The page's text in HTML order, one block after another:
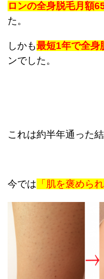
ロンの全身脱毛月額
た。
しかも最短1年で全身
ンでした。
これは約半年通った
今では 「肌を褒めら